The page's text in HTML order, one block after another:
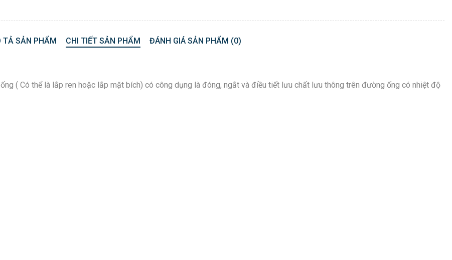
TẢ SẢN PHẨM CHI TIẾT SẢN PHẨM ĐÁNH GIÁ SẢN PHẨM (0)
( Có thể là lắp ren hoặc lắp mặt bích) có công dụng là đóng, ngắt và điều tiết lưu chất lưu thông trên đường ống có nhiệt độ